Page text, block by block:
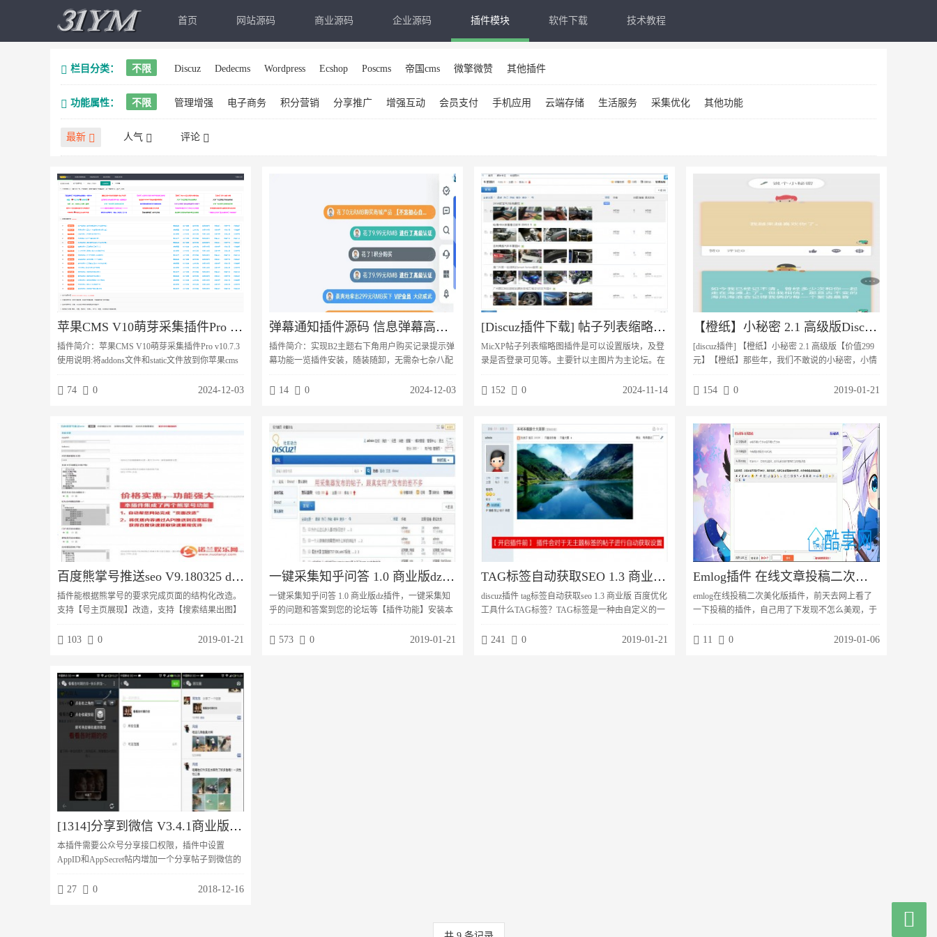
首页 网站源码 商业源码 企业源码 插件模块 软件下载 技术教程
栏目分类： 不限 Discuz Dedecms Wordpress Ecshop Poscms 帝国cms 微擎微赞 其他插件
功能属性： 不限 管理增强 电子商务 积分营销 分享推广 增强互动 会员支付 手机应用 云端存储 生活服务 采集优化 其他功能
最新 人气 评论
苹果CMS V10萌芽采集插件Pro v10.7.3
插件简介：苹果CMS V10萌芽采集插件Pro v10.7.3
使用说明:将addons文件和static文件放到你苹果cms
启用。http://你的域
2024-12-03
74 0
弹幕通知插件源码 信息弹幕高级插件版 高能弹幕条 信息弹幕效果
插件简介：实现B2主题右下角用户购买记录提示弹
幕功能一览插件安装，随装随卸，无需杂七杂八配
弹幕打赏信息弹幕认证信息弹幕充值信息弹幕兑换
记录提示弹幕功能一览插件安装，随装随卸，无需
杂七杂八配置。购买隐藏内容付费文件弹幕购买商
城物品信息弹幕打赏信息弹幕认证信息弹...
2024-12-03
14 0
[Discuz插件下载] 帖子列表缩略图 2.0.0商业版
MicXP帖子列表缩略图插件是可以设置版块，及登
录是否登录可见等。主要针以主图片为主论坛。在
幻灯的模式浏览。依据你论坛的页面宽度后台可能
2024-11-14
152 0
【橙纸】小秘密 2.1 高级版Discuz插件【价值299元】
[discuz插件] 【橙纸】小秘密 2.1 高级版【价值299
元】【橙纸】那些年，我们不敢说的小秘密，小情
像。2、秘密置顶，置顶后会发光吆，还有心形图
能）1、快捷回到顶部按钮2、发布时未登录的闪烁
提示3、排序规则（最新发布，最新回复）。4、免
登陆模式，开启后发布、点赞...
2019-01-21
154 0
百度熊掌号推送seo V9.180325 dz插件
插件能根据熊掌号的要求完成页面的结构化改造。
支持【号主页展现】改造，支持【搜索结果出图】
内容到百度。支持三大推送模式模式一：前台手动
面高效快捷详细功能介绍同时支持论坛帖子推送，
支持门户文章推送，群组内容推送推送URL以伪静
态优先，真正迎合搜索引擎做seo支持手动推送，...
2019-01-21
103 0
一键采集知乎问答 1.0 商业版dz插件
一键采集知乎问答 1.0 商业版dz插件，一键采集知
乎的问题和答案到您的论坛等【插件功能】安装本
词，一键采集知乎的问题和答案到您的论坛、群组
2019-01-21
573 0
TAG标签自动获取SEO 1.3 商业版 百度优化工具 Discuz插件
discuz插件 tag标签自动获取seo 1.3 商业版 百度优化
工具什么TAG标签？TAG标签是一种由自定义的一
的关键词。运用TAG标签，可以使网站的文章更容
2019-01-21
241 0
Emlog插件 在线文章投稿二次美化版 已修复部分bug
emlog在线投稿二次美化版插件，前天去网上看了
一下投稿的插件，自己用了下发现不怎么美观，于
投稿地址：域名/?plugin=tougao
2019-01-06
11 0
[1314]分享到微信 V3.4.1商业版【价值299元】
本插件需要公众号分享接口权限，插件中设置
AppID和AppSecret帖内增加一个分享帖子到微信的
到微信的操作方法，引导会员将帖子分享到微信朋
2018-12-16
27 0
